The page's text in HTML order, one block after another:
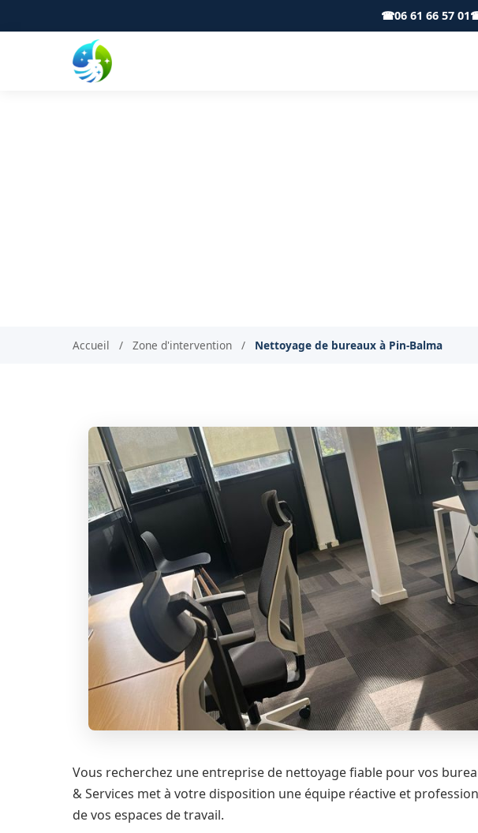
☎06 61 66 57 01
Accueil / Zone d'intervention / Nettoyage de bureaux à Pin-Balma
Vous recherchez une entreprise de nettoyage fiable pour vos
& Services met à votre disposition une équipe réactive et
de vos espaces de travail.